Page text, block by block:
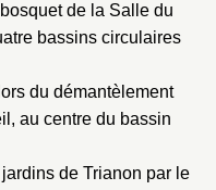
de la Salle du
bassins circulaires
du démantèlement
au centre du bassin
de Trianon par le